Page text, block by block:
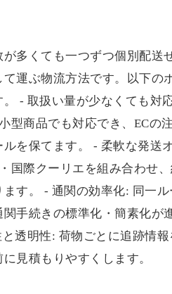
多くても一つずつ個別配送
運ぶ物流方法です。以下の
- 取扱い量が少なくても対
型商品でも対応でき、ECの
を保てます。 - 柔軟な発送
国際クーリエを組み合わせ
す。 - 通関の効率化: 同一ル
関手続きの標準化・簡素化が
透明性: 荷物ごとに追跡情報
見積もりやすくします。